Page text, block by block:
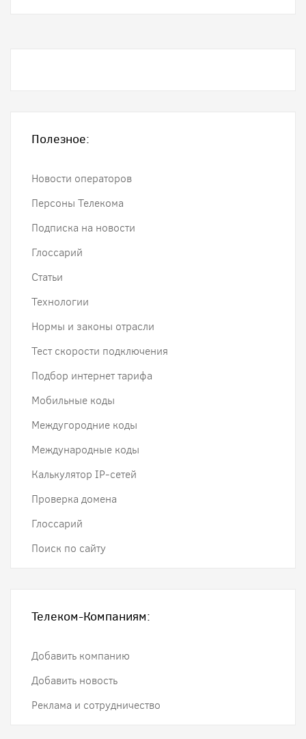
Полезное:
Новости операторов
Персоны Телекома
Подписка на новости
Глоссарий
Статьи
Технологии
Нормы и законы отрасли
Тест скорости подключения
Подбор интернет тарифа
Мобильные коды
Междугородние коды
Международные коды
Калькулятор IP-сетей
Проверка домена
Глоссарий
Поиск по сайту
Телеком-Компаниям:
Добавить компанию
Добавить новость
Реклама и сотрудничество